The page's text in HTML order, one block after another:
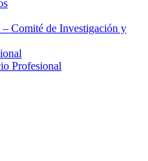
Comité de Investigación y
Profesional